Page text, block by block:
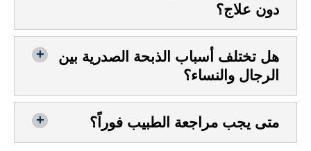
دون علاج؟
هل تختلف أسباب الذبحة الصدرية بين
الرجال والنساء؟
متى يجب مراجعة الطبيب فوراً؟